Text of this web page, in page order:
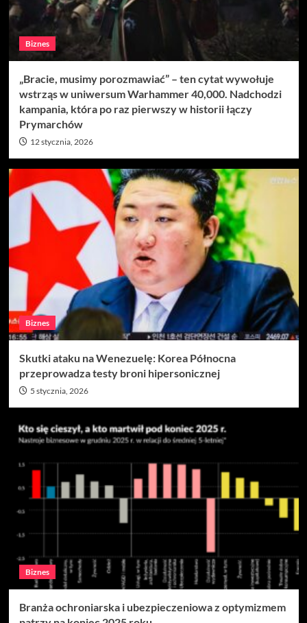
Biznes
„Bracie, musimy porozmawiać” – ten cytat wywołuje
wstrząs w uniwersum Warhammer 40,000. Nadchodzi
kampania, która po raz pierwszy w historii łączy
Prymarchów
12 stycznia, 2026
Biznes
Skutki ataku na Wenezuelę: Korea Północna
przeprowadza testy broni hipersonicznej
5 stycznia, 2026
Biznes
Branża ochroniarska i ubezpieczeniowa z optymizmem